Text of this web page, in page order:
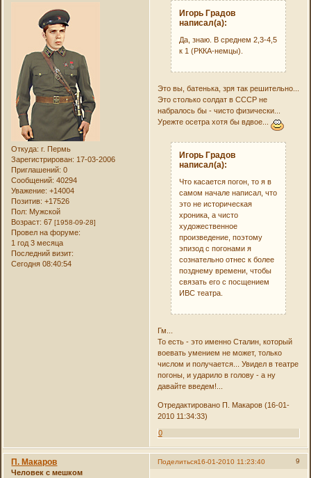
Откуда: г. Пермь
Зарегистрирован: 17-03-2006
Приглашений: 0
Сообщений: 40294
Уважение: +14004
Позитив: +17526
Пол: Мужской
Возраст: 67[1958-09-28]
Провел на форуме:
1 год 3 месяца
Последний визит:
Сегодня 08:40:54
Игорь Градов
написал(а):
Да, знаю. В среднем 2,3-4,5
к 1 (РККА-немцы).
Это вы, батенька, зря так решительно...
Это столько солдат в СССР не
набралось бы - чисто физически...
Урежте осетра хотя бы вдвое...
Игорь Градов
написал(а):
Что касается погон, то я в
самом начале написал, что
это не историческая
хроника, а чисто
художественное
произведение, поэтому
эпизод с погонами я
сознательно отнес к более
позднему времени, чтобы
связать его с посщением
ИВС театра.
Гм...
То есть - это именно Сталин, который
воевать умением не может, только
числом и получается... Увидел в театре
погоны, и ударило в голову - а ну
давайте введем!...
Отредактировано П. Макаров (16-01-
2010 11:34:33)
0
Поделиться 9
16-01-2010 11:23:40
П. Макаров
Человек с мешком